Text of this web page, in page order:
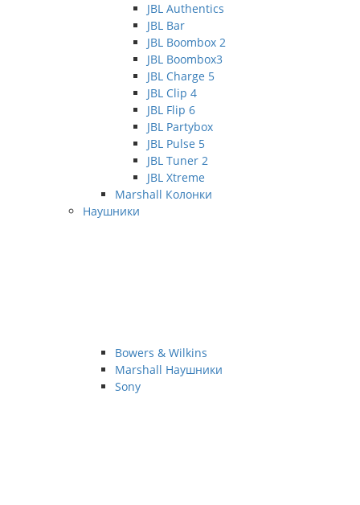
JBL Authentics
JBL Bar
JBL Boombox 2
JBL Boombox3
JBL Charge 5
JBL Clip 4
JBL Flip 6
JBL Partybox
JBL Pulse 5
JBL Tuner 2
JBL Xtreme
Marshall Колонки
Наушники
Bowers & Wilkins
Marshall Наушники
Sony